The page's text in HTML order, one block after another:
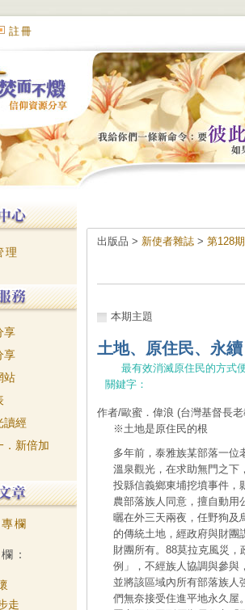
註冊
理
享
享
站
讀經
．新倍加
欄
：
走
出版品 > 新使者雜誌 > 第128
本期主題
土地、原住民、永續
最有效消滅原住民的方式
關鍵字：
作者/歐蜜．偉浪 (台灣基督長
※土地是原住民的根
多年前，泰雅族某部落一位
溫泉觀光，在求助無門之下
投縣信義鄉東埔挖墳事件，
農部落族人同意，擅自動用
曬在外三天兩夜，任野狗及
的傳統土地，經政府與財團
財團所有。88莫拉克風災
例」，不經族人協調與參與
並將該區域內所有部落族人
們無奈接受住進平地永久屋